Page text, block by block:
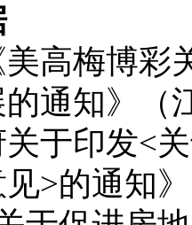
高梅博彩
通知》（
于印发<
>的通知